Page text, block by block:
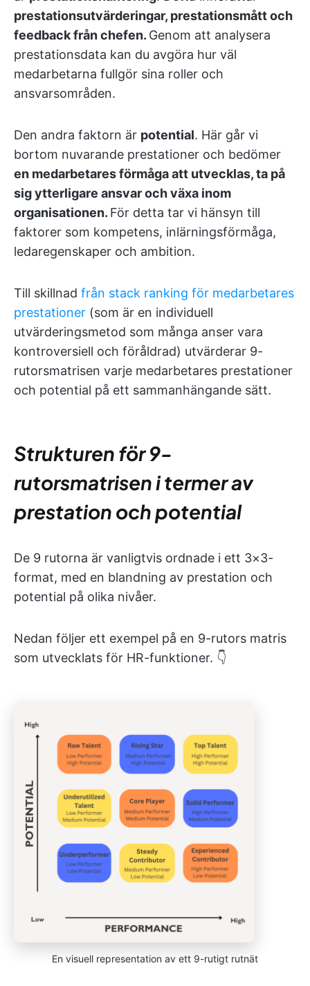
prestationsutvärderingar, prestationsmått och
feedback från chefen. Genom att analysera
prestationsdata kan du avgöra hur väl
medarbetarna fullgör sina roller och
ansvarsområden.
Den andra faktorn är potential. Här går vi
bortom nuvarande prestationer och bedömer
en medarbetares förmåga att utvecklas, ta på
sig ytterligare ansvar och växa inom
organisationen. För detta tar vi hänsyn till
faktorer som kompetens, inlärningsförmåga,
ledaregenskaper och ambition.
Till skillnad från stack ranking för medarbetares
prestationer (som är en individuell
utvärderingsmetod som många anser vara
kontroversiell och föråldrad) utvärderar 9-
rutorsmatrisen varje medarbetares prestationer
och potential på ett sammanhängande sätt.
Strukturen för 9-
rutorsmatrisen i termer av
prestation och potential
De 9 rutorna är vanligtvis ordnade i ett 3×3-
format, med en blandning av prestation och
potential på olika nivåer.
Nedan följer ett exempel på en 9-rutors matris
som utvecklats för HR-funktioner. 👇
En visuell representation av ett 9-rutigt rutnät